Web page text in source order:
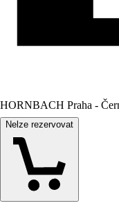
HORNBACH Praha -
Nelze rezervovat